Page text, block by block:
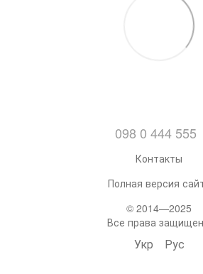
098 0 444 555
Контакты
Полная версия
© 2014—2025
Все права
Укр Рус